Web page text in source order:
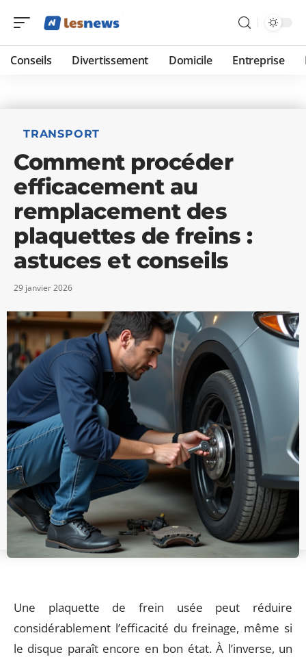
Conseils Divertissement Domicile Entreprise
TRANSPORT
Comment procéder
efficacement au
remplacement des
plaquettes de freins :
astuces et conseils
29 janvier 2026
Une plaquette de frein usée peut réduire
considérablement l’efficacité du freinage, même si
le disque paraît encore en bon état. À l’inverse, un